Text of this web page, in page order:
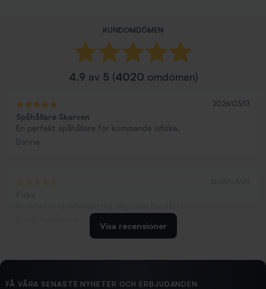
KUNDOMDÖMEN
4.9 av 5 (4020 omdömen)
2026/03/13
Spåhållare Skarven
En perfekt spåhållare för kommande isfiske.
Danne
2026/02/19
Hittade exakt vad jag behövde. Snabb och bra...
Visa recensioner
FÅ VÅRA SENASTE NYHETER OCH ERBJUDANDEN